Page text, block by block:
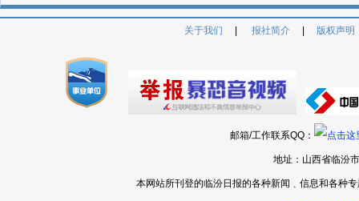
关于我们 报社简介 版权声明
邮箱/工作联系QQ：
地址：山西省临汾
本网站所刊登的临汾日报的各种新闻﹑信息和各种